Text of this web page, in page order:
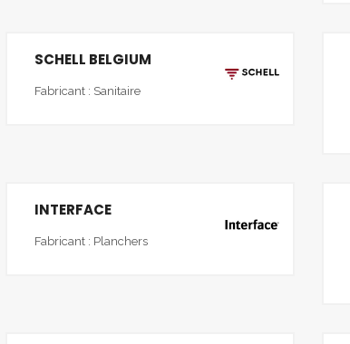
SCHELL BELGIUM
Fabricant : Sanitaire
INTERFACE
Fabricant : Planchers